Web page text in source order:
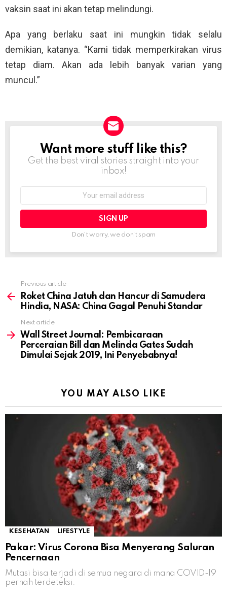
vaksin saat ini akan tetap melindungi.
Apa yang berlaku saat ini mungkin tidak selalu
demikian, katanya. “Kami tidak memperkirakan virus
tetap diam. Akan ada lebih banyak varian yang
muncul.”
NEWSLETTER
Want more stuff like this?
Get the best viral stories straight into your
inbox!
Don't worry, we don't spam
more
Previous article
Roket China Jatuh dan Hancur di Samudera
Hindia, NASA: China Gagal Penuhi Standar
Next article
Wall Street Journal: Pembicaraan
Perceraian Bill dan Melinda Gates Sudah
Dimulai Sejak 2019, Ini Penyebabnya!
YOU MAY ALSO LIKE
KESEHATAN LIFESTYLE
Pakar: Virus Corona Bisa Menyerang Saluran
Pencernaan
Mutasi bisa terjadi di semua negara di mana COVID-19
pernah terdeteksi.